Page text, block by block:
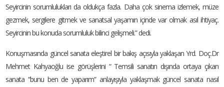
Seyircinin sorumlulukları da oldukça fazla. Daha çok sinema izlemek, müze
gezmek, sergilere gitmek ve sanatsal yaşamın içinde var olmak asıl ihtiyaç.
Seyircinin bu konuda sorumluluk bilinci gelişmeli.” dedi.
Konuşmasında güncel sanata eleştirel bir bakış açısıyla yaklaşan Yrd. Doç.Dr
Mehmet Kahyaoğlu ise görüşlerini “ Temsili sanatın dışında ortaya çıkan
sanata “bunu ben de yaparım” anlayışıyla yaklaşmak güncel sanata nasıl